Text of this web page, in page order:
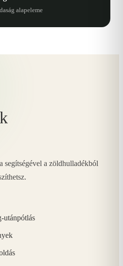
alapeleme
segítségével a zöldhulladékból
utánpótlás